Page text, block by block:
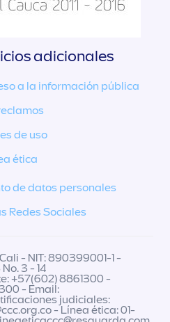
adicionales
a la información pública
de uso
ética
de datos personales
Redes Sociales
- NIT: 890399001-1 -
3 - 14
+57(602) 8861300 -
- Email:
judiciales:
- Línea ética: 01-